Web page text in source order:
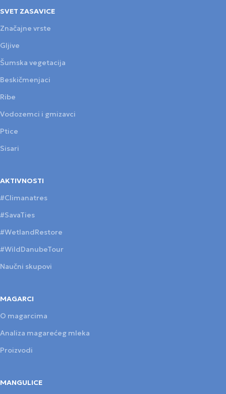
SVET ZASAVICE
Značajne vrste
Gljive
Šumska vegetacija
Beskičmenjaci
Ribe
Vodozemci i gmizavci
Ptice
Sisari
AKTIVNOSTI
#Climanatres
#SavaTies
#WetlandRestore
#WildDanubeTour
Naučni skupovi
MAGARCI
O magarcima
Analiza magarećeg mleka
Proizvodi
MANGULICE